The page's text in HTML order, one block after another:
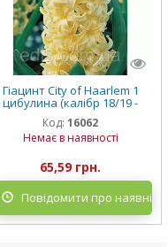
Гіацинт City of Haarlem 1
цибулина (калібр 18/19 -
дуже великий)
Код: 16062
Немає в наявності
65,59 грн.
Повідомити про